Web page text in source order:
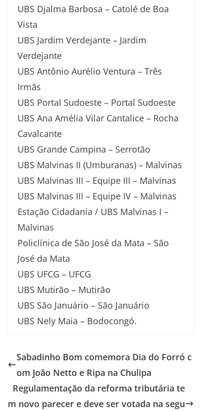
UBS Djalma Barbosa – Catolé de Boa
Vista
UBS Jardim Verdejante – Jardim
Verdejante
UBS Antônio Aurélio Ventura – Três
Irmãs
UBS Portal Sudoeste – Portal Sudoeste
UBS Ana Amélia Vilar Cantalice – Rocha
Cavalcante
UBS Grande Campina – Serrotão
UBS Malvinas II (Umburanas) – Malvinas
UBS Malvinas III – Equipe III – Malvinas
UBS Malvinas III – Equipe IV – Malvinas
Estação Cidadania / UBS Malvinas I –
Malvinas
Policlínica de São José da Mata – São
José da Mata
UBS UFCG – UFCG
UBS Mutirão – Mutirão
UBS São Januário – São Januário
UBS Nely Maia – Bodocongó.
Sabadinho Bom comemora Dia do Forró c
om João Netto e Ripa na Chulipa
Regulamentação da reforma tributária te
m novo parecer e deve ser votada na segu